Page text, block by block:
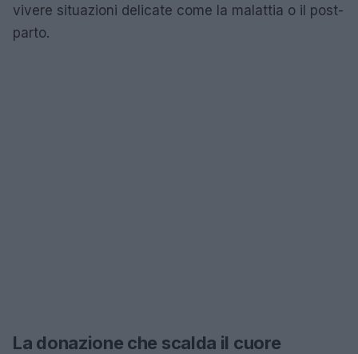
vivere situazioni delicate come la malattia o il post-
parto.
La donazione che scalda il cuore